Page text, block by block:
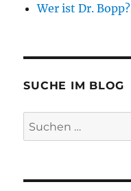
Wer ist Dr. Bopp?
SUCHE IM BLOG
Suchen
nach: